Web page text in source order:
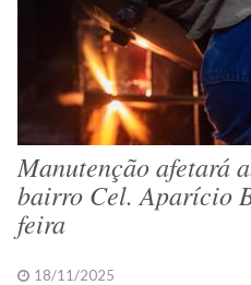
Manutenção afetará
bairro Cel. Aparício
feira
18/11/2025